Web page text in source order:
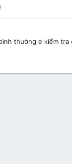
thường e kiểm